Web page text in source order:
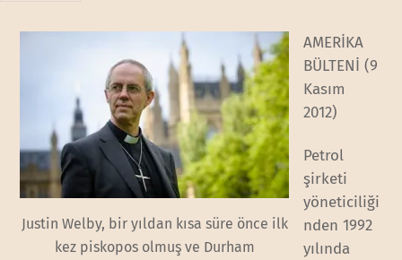
Justin Welby, bir yıldan kısa süre önce ilk
kez piskopos olmuş ve Durham
AMERİKA
BÜLTENİ (9
Kasım
2012)
Petrol
şirketi
yöneticiliği
nden 1992
yılında